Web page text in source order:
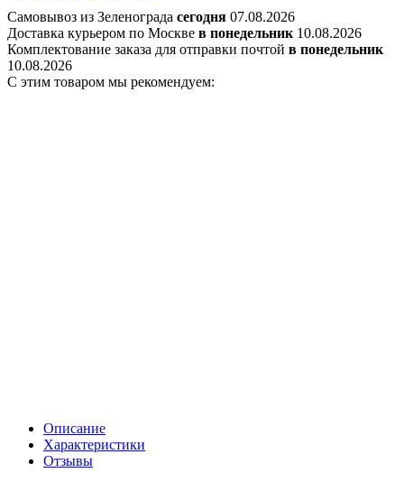
Самовывоз из Зеленограда сегодня 07.08.2026
Доставка курьером по Москве в понедельник 10.08.2026
Комплектование заказа для отправки почтой в понедельник
10.08.2026
С этим товаром мы рекомендуем:
Описание
Характеристики
Отзывы